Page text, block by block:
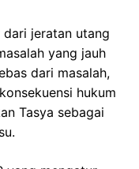
dari jeratan utang
yang jauh
dari masalah,
hukum
Tasya sebagai